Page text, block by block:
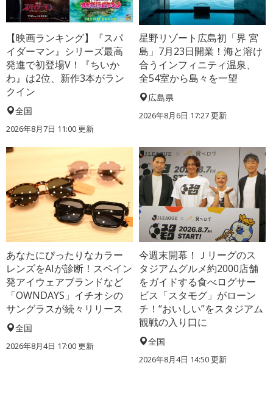
【映画ランキング】『スパ
イダーマン』シリーズ最高
発進で初登場V！『ちいか
わ』は2位、新作3本がラン
クイン
全国
2026年8月7日 11:00更新
星野リゾート広島初「界 宮
島」7月23日開業！海と溶け
合うインフィニティ温泉、
全54室から島々を一望
広島県
2026年8月6日 17:27更新
あなたにぴったりなカラー
レンズをAIが診断！スペイン
発アイウェアブランドなど
「OWNDAYS」イチオシの
サングラスが続々リリース
全国
2026年8月4日 17:00更新
今週末開幕！Ｊリーグのス
タジアムグルメ約2000店舗
をガイドする食べログサー
ビス「スタモグ」がローン
チ！“おいしい”をスタジアム
観戦の入り口に
全国
2026年8月4日 14:50更新